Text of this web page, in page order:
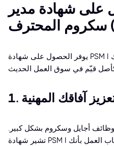
على شهادة مدير
يوفر الحصول على شهادة PSM I العديد من المزايا، مما يعزز مكانتك
تعزيز آفاقك المهنية
وظائف أجايل وسكروم بشكل كبير.
تشير شهادة PSM I في سيرتك الذاتية فورًا إلى أصحاب العمل بأنك